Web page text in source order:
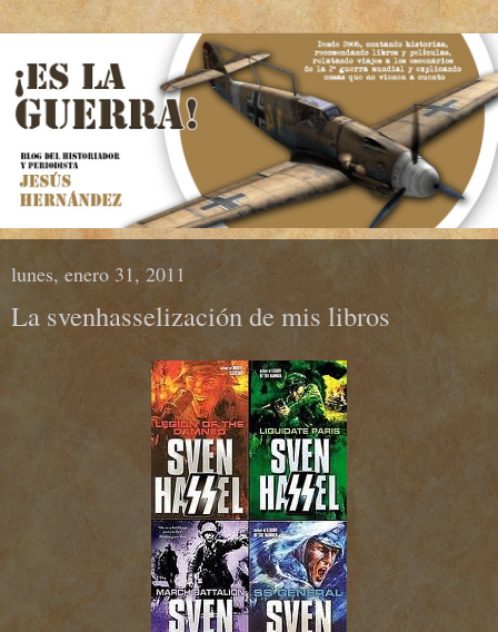
lunes, enero 31, 2011
La svenhasselización de mis libros